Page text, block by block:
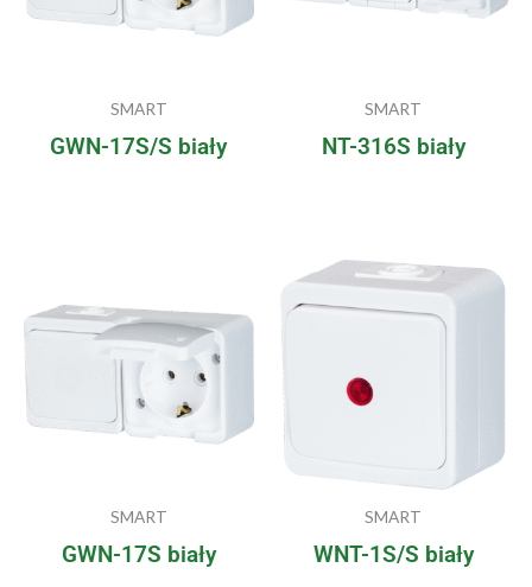
SMART
GWN-17S/S biały
SMART
NT-316S biały
SMART
GWN-17S biały
SMART
WNT-1S/S biały